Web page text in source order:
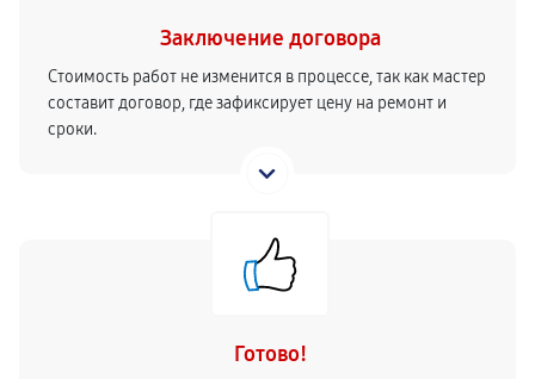
Заключение договора
Стоимость работ не изменится в процессе, так как мастер
составит договор, где зафиксирует цену на ремонт и
сроки.
Готово!